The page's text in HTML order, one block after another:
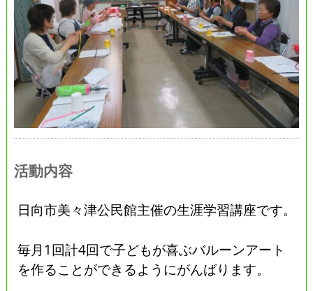
活動内容
日向市美々津公民館主催の生涯学習講座です。
毎月1回計4回で子どもが喜ぶバルーンアート
を作ることができるようにがんばります。